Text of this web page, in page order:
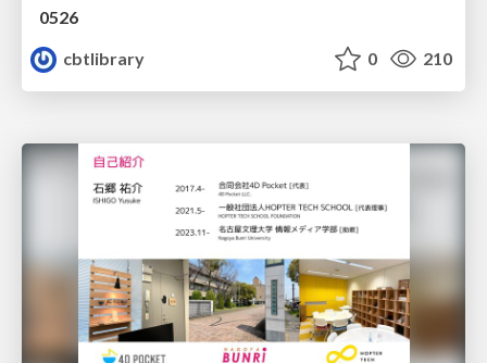
0526
cbtlibrary
0 210